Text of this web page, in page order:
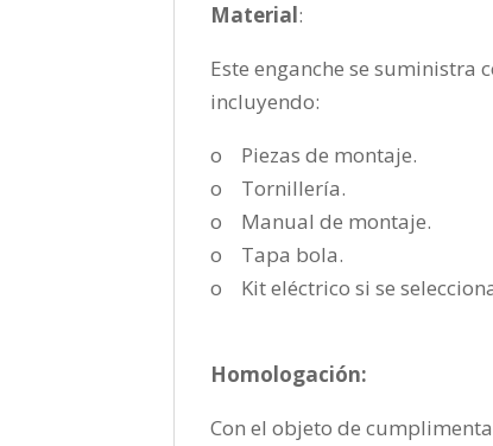
Material:
Este enganche se
incluyendo:
o Piezas de montaje.
o Tornillería.
o Manual de montaje.
o Tapa bola.
o Kit eléctrico si se
Homologación:
Con el objeto de